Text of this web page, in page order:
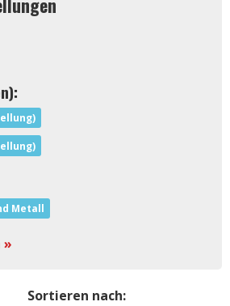
Metall
»
Sortieren nach: